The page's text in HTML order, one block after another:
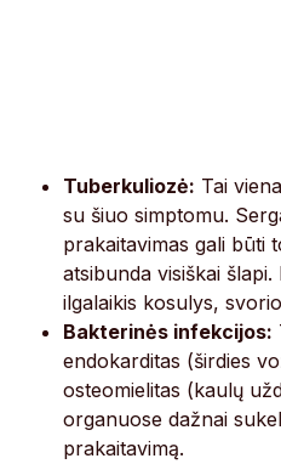
Tuberkuliozė: Tai
su šiuo simptomu.
prakaitavimas gali būti
atsibunda visiškai
ilgalaikis kosulys,
Bakterinės infekcijos:
endokarditas (širdies
osteomielitas (kaulų
organuose dažnai
prakaitavimą.